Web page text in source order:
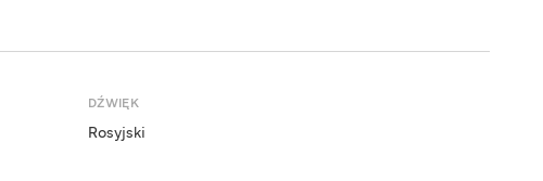
DŹWIĘK
Rosyjski